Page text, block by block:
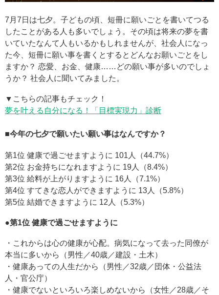
7月7日は七夕。子どもの頃、短冊に願いごとを書いてつる
したことがある人も多いでしょう。その頃は将来の夢を書
いていたなんて人もいるかもしれませんが、社会人になっ
た今、短冊に願い事を書くとするとどんなお願いごとをし
ますか？ 恋愛、お金、健康……どの願い事が多いのでしょ
うか？ 社会人に聞いてみました。
▼こちらの記事もチェック！
夢を叶える自分になる！「目標実現力」診断
■今年の七夕で願いたい願い事はなんですか？
第1位 健康で過ごせますように 101人（44.7%）
第2位 お金持ちになれますように 19人（8.4%）
第3位 給料が上がりますように 16人（7.1%）
第4位 すてきな恋人ができますように 13人（5.8%）
第5位 結婚できますように 12人（5.3%）
●第1位 健康で過ごせますように
・これからは心の健康が心配。病気になって去った同僚が
本当に多いから（男性／40歳／建設・土木）
・健康あっての人生だから（男性／32歳／団体・公益法
人・官公庁）
・健康でないといろいろ楽しめないから（女性／28歳／そ